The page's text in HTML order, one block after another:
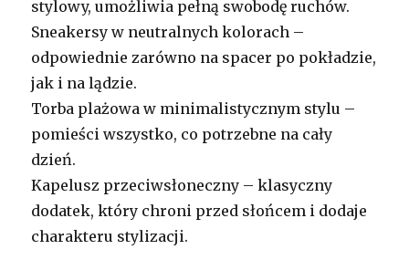
stylowy, umożliwia pełną swobodę ruchów.
Sneakersy w neutralnych kolorach –
odpowiednie zarówno na spacer po pokładzie,
jak i na lądzie.
Torba plażowa w minimalistycznym stylu –
pomieści wszystko, co potrzebne na cały
dzień.
Kapelusz przeciwsłoneczny – klasyczny
dodatek, który chroni przed słońcem i dodaje
charakteru stylizacji.